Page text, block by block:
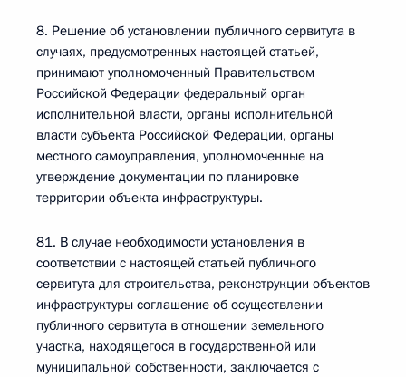
8. Решение об установлении публичного сервитута в
случаях, предусмотренных настоящей статьей,
принимают уполномоченный Правительством
Российской Федерации федеральный орган
исполнительной власти, органы исполнительной
власти субъекта Российской Федерации, органы
местного самоуправления, уполномоченные на
утверждение документации по планировке
территории объекта инфраструктуры.
81. В случае необходимости установления в
соответствии с настоящей статьей публичного
сервитута для строительства, реконструкции объектов
инфраструктуры соглашение об осуществлении
публичного сервитута в отношении земельного
участка, находящегося в государственной или
муниципальной собственности, заключается с